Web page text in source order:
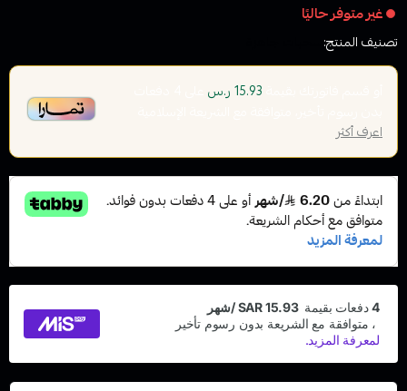
غير متوفر حاليًا
تصنيف المنتج:
15.93 ر.س
اعرف أكثر